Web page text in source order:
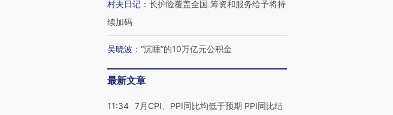
村夫日记 ： 长护险覆盖全国 筹资和服务给予将持
续加码
吴晓波 ： “沉睡”的10万亿元公积金
最新文章
11:34 7月CPI、PPI同比均低于预期 PPI同比结